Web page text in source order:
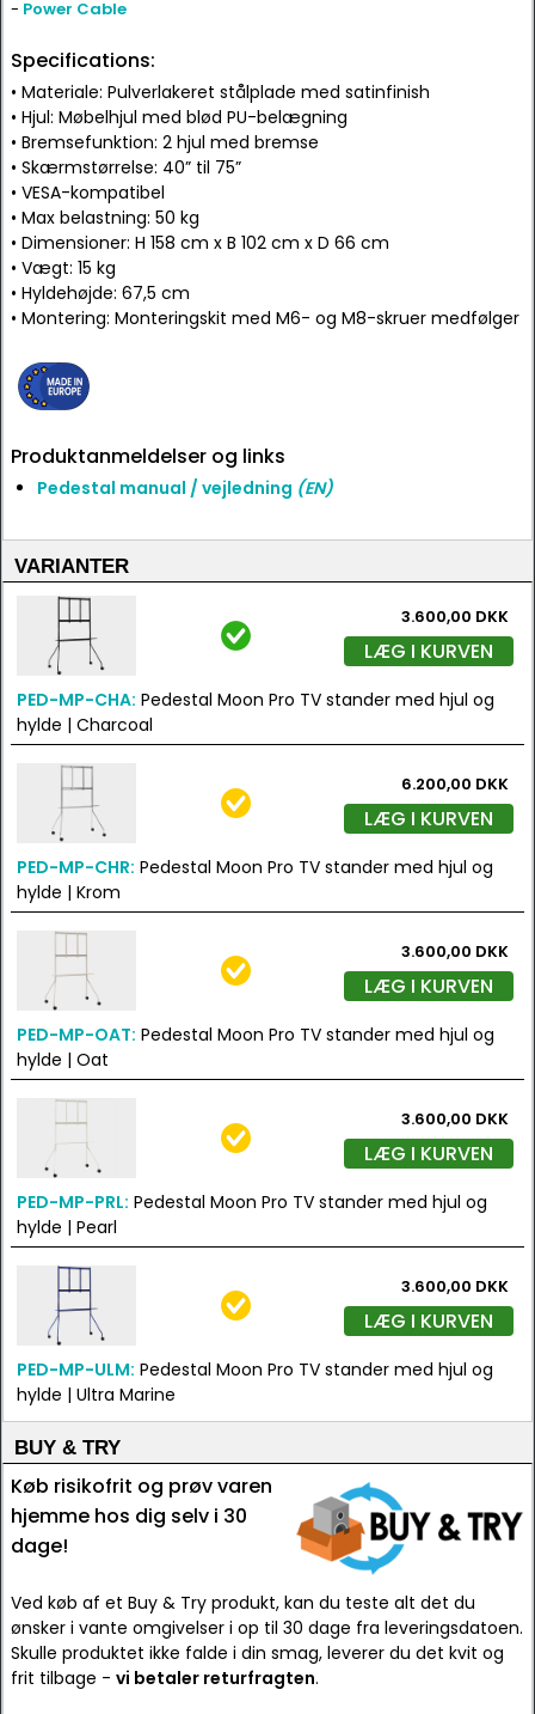
- Power Cable
Specifications:
• Materiale: Pulverlakeret stålplade med satinfinish
• Hjul: Møbelhjul med blød PU-belægning
• Bremsefunktion: 2 hjul med bremse
• Skærmstørrelse: 40” til 75”
• VESA-kompatibel
• Max belastning: 50 kg
• Dimensioner: H 158 cm x B 102 cm x D 66 cm
• Vægt: 15 kg
• Hyldehøjde: 67,5 cm
• Montering: Monteringskit med M6- og M8-skruer medfølger
Produktanmeldelser og links
Pedestal manual / vejledning (EN)
VARIANTER
3.600,00 DKK
LÆG I KURVEN
PED-MP-CHA: Pedestal Moon Pro TV stander med hjul og
hylde | Charcoal
6.200,00 DKK
LÆG I KURVEN
PED-MP-CHR: Pedestal Moon Pro TV stander med hjul og
hylde | Krom
3.600,00 DKK
LÆG I KURVEN
PED-MP-OAT: Pedestal Moon Pro TV stander med hjul og
hylde | Oat
3.600,00 DKK
LÆG I KURVEN
PED-MP-PRL: Pedestal Moon Pro TV stander med hjul og
hylde | Pearl
3.600,00 DKK
LÆG I KURVEN
PED-MP-ULM: Pedestal Moon Pro TV stander med hjul og
hylde | Ultra Marine
BUY & TRY
Køb risikofrit og prøv varen
hjemme hos dig selv i 30
dage!
Ved køb af et Buy & Try produkt, kan du teste alt det du
ønsker i vante omgivelser i op til 30 dage fra leveringsdatoen.
Skulle produktet ikke falde i din smag, leverer du det kvit og
frit tilbage - vi betaler returfragten.